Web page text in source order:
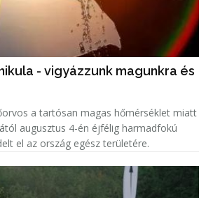
- vigyázzunk magunkra és
a tartósan magas hőmérséklet miatt
augusztus 4-én éjfélig harmadfokú
el az ország egész területére.